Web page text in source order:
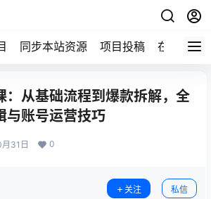
同步本站资源 项目投稿 在线工具
：从基础流程到爆款拆解，全
与账号运营技巧
31日 0
关注 私信